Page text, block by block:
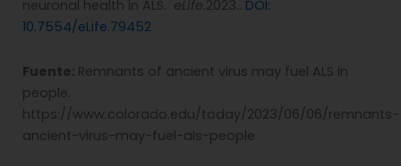
neuronal health in ALS. eLife.2023.. DOI:
10.7554/eLife.79452
Fuente: Remnants of ancient virus may fuel ALS in
people.
https://www.colorado.edu/today/2023/06/06/remnants-
ancient-virus-may-fuel-als-people